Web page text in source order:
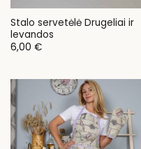
Stalo servetėlė Drugeliai ir
levandos
6,00 €